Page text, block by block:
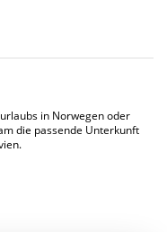
in Norwegen oder
die passende Unterkunft